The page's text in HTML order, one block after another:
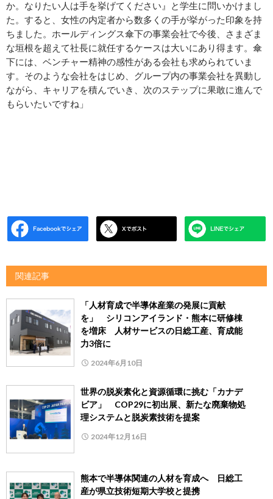
か。なりたい人は手を挙げてください』と学生に問いかけまし
た。すると、女性の内定者から数多くの手が挙がった印象を持
ちました。ホールディングス傘下の事業会社で今後、さまざま
な垣根を超えて社長に就任するケースは大いにあり得ます。傘
下には、ベンチャー精神の感性がある会社も求められていま
す。そのような会社をはじめ、グループ内の事業会社を異動し
ながら、キャリアを積んでいき、次のステップに果敢に進んで
もらいたいですね」
関連記事
「人材育成で半導体産業の発展に貢献
を」 シリコンアイランド・熊本に研修棟
を増床 人材サービスの日総工産、育成能
力3倍に
2024年6月10日
世界の脱炭素化と資源循環に挑む「カナデ
ビア」 COP29に初出展、新たな廃棄物処
理システムと脱炭素技術を提案
2024年12月16日
熊本で半導体関連の人材を育成へ 日総工
産が県立技術短期大学校と提携